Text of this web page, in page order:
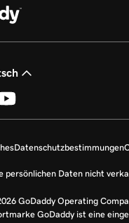
Datenschutzbestimmungen
persönlichen Daten nicht
GoDaddy Operating
GoDaddy ist eine